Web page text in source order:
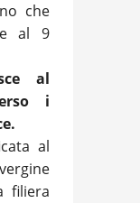
che
al 9
al
i
al
filiera